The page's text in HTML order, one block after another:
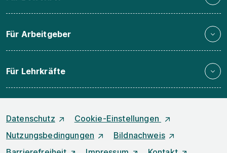
Für Arbeitgeber
Für Lehrkräfte
Datenschutz
Cookie-Einstellungen
Nutzungsbedingungen
Bildnachweis